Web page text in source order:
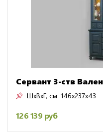
Сервант 3-ств
ШxВxГ, см: 146x237x43
126 139 руб